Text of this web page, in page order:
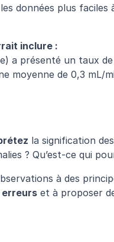
données plus faciles
inclure :
a présenté un taux
moyenne de 0,3 mL/
la signification
? Qu’est-ce qui
à des
erreurs et à proposer